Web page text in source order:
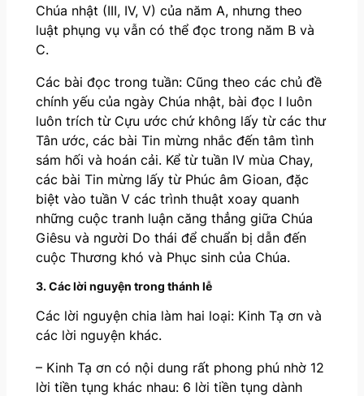
Chúa nhật (III, IV, V) của năm A, nhưng theo
luật phụng vụ vẫn có thể đọc trong năm B và
C.
Các bài đọc trong tuần: Cũng theo các chủ đề
chính yếu của ngày Chúa nhật, bài đọc I luôn
luôn trích từ Cựu ước chứ không lấy từ các thư
Tân ước, các bài Tin mừng nhắc đến tâm tình
sám hối và hoán cải. Kể từ tuần IV mùa Chay,
các bài Tin mừng lấy từ Phúc âm Gioan, đặc
biệt vào tuần V các trình thuật xoay quanh
những cuộc tranh luận căng thẳng giữa Chúa
Giêsu và người Do thái để chuẩn bị dẫn đến
cuộc Thương khó và Phục sinh của Chúa.
3. Các lời nguyện trong thánh lễ
Các lời nguyện chia làm hai loại: Kinh Tạ ơn và
các lời nguyện khác.
– Kinh Tạ ơn có nội dung rất phong phú nhờ 12
lời tiền tụng khác nhau: 6 lời tiền tụng dành